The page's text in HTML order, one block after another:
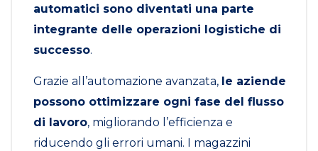
automatici sono diventati una parte
integrante delle operazioni logistiche di
successo.
Grazie all’automazione avanzata, le aziende
possono ottimizzare ogni fase del flusso
di lavoro, migliorando l’efficienza e
riducendo gli errori umani. I magazzini